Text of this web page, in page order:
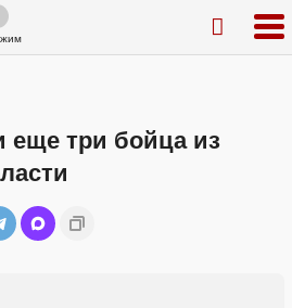
еще три бойца из